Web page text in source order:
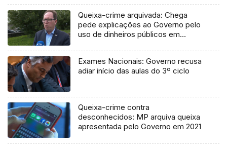
Queixa-crime arquivada: Chega
pede explicações ao Governo pelo
uso de dinheiros públicos em
Exames Nacionais: Governo recusa
adiar início das aulas do 3º ciclo
Queixa-crime contra
desconhecidos: MP arquiva queixa
apresentada pelo Governo em 2021